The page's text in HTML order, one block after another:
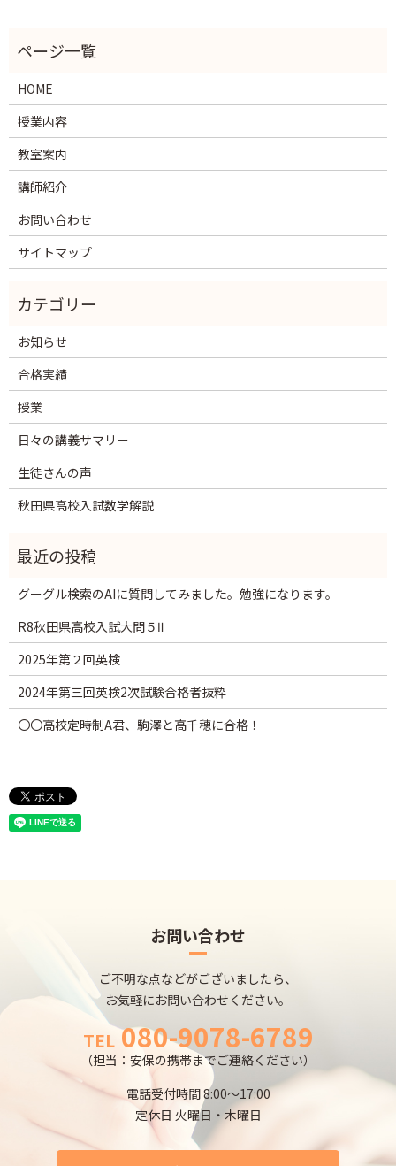
HOME
授業内容
教室案内
講師紹介
お問い合わせ
サイトマップ
お知らせ
合格実績
授業
日々の講義サマリー
生徒さんの声
秋田県高校入試数学解説
グーグル検索のAIに質問してみました。勉強になります。
R8秋田県高校入試大問５Ⅱ
2025年第２回英検
2024年第三回英検2次試験合格者抜粋
〇〇高校定時制A君、駒澤と高千穂に合格！
お問い合わせ
ご不明な点などがございましたら、
お気軽にお問い合わせください。
TEL 080-9078-6789
（担当：安保の携帯までご連絡ください）
電話受付時間 8:00～17:00
定休日 火曜日・木曜日